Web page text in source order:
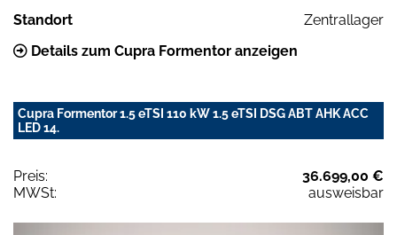
Standort
Zentrallager
Details zum Cupra Formentor anzeigen
Cupra Formentor 1.5 eTSI 110 kW 1.5 eTSI DSG ABT AHK ACC
LED 14.
Preis:
36.699,00 €
MWSt:
ausweisbar